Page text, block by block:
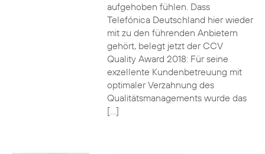
aufgehoben fühlen. Dass
Telefónica Deutschland hier wieder
mit zu den führenden Anbietern
gehört, belegt jetzt der CCV
Quality Award 2018: Für seine
exzellente Kundenbetreuung mit
optimaler Verzahnung des
Qualitätsmanagements wurde das
[…]